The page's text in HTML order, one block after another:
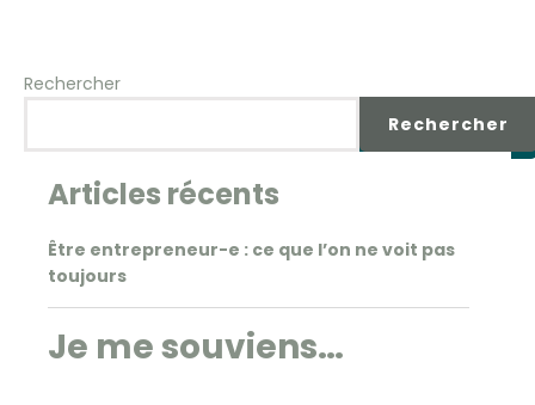
Rechercher
Rechercher
Articles récents
Être entrepreneur-e : ce que l’on ne voit pas
toujours
Je me souviens…